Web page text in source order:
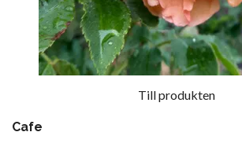
Till produkten
Cafe